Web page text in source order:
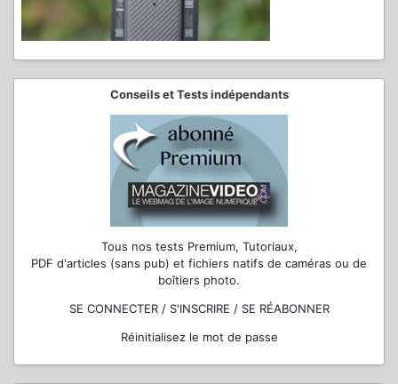
Conseils et Tests indépendants
Tous nos tests Premium, Tutoriaux,
PDF d'articles (sans pub) et fichiers natifs de caméras ou de
boîtiers photo.
SE CONNECTER / S'INSCRIRE / SE RÉABONNER
Réinitialisez le mot de passe